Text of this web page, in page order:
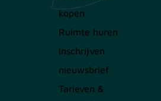
kopen
Ruimte huren
Inschrijven
nieuwsbrief
Tarieven &